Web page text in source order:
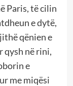
Paris, të cilin
e dytë,
qënien e
qysh në rini,
e
me miqësi